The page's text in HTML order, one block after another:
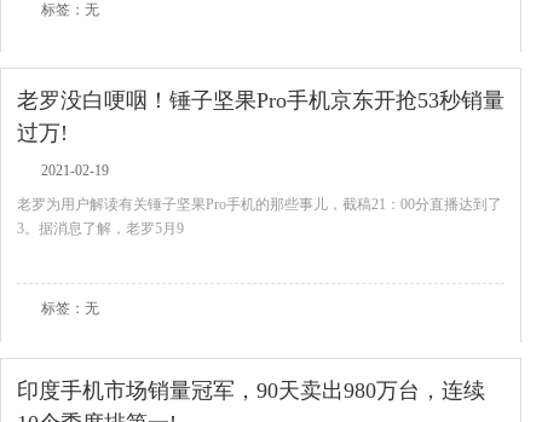
标签：无
老罗没白哽咽！锤子坚果Pro手机京东开抢53秒销量
过万!
2021-02-19
老罗为用户解读有关锤子坚果Pro手机的那些事儿，截稿21：00分直播达到了
3。据消息了解，老罗5月9
标签：无
印度手机市场销量冠军，90天卖出980万台，连续